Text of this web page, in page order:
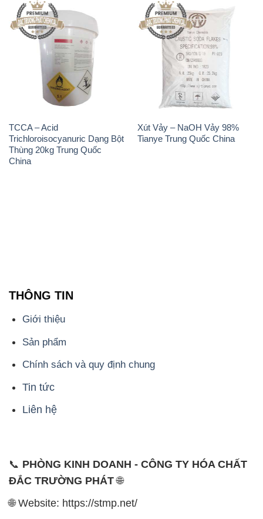
TCCA – Acid
Trichloroisocyanuric Dạng Bột
Thùng 20kg Trung Quốc
China
Xút Vảy – NaOH Vảy 98%
Tianye Trung Quốc China
THÔNG TIN
Giới thiệu
Sản phẩm
Chính sách và quy định chung
Tin tức
Liên hệ
📞 PHÒNG KINH DOANH - CÔNG TY HÓA CHẤT
ĐẮC TRƯỜNG PHÁT🌐
🌐 Website: https://stmp.net/